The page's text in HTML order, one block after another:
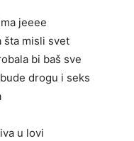
jeeee
šta misli svet
bi baš sve
drogu i seks
u lovi